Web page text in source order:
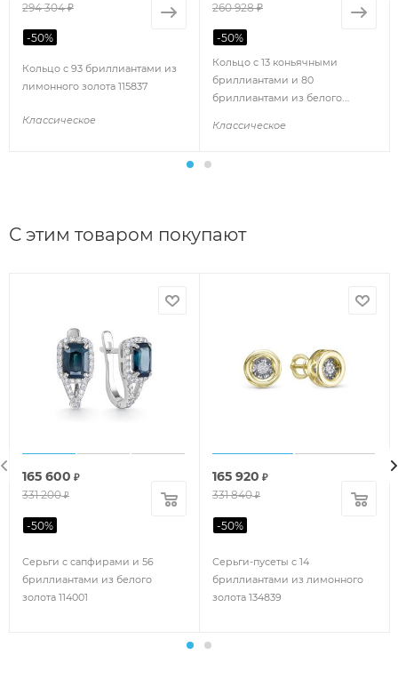
Кольцо с 93 бриллиантами из
лимонного золота 115837
Классическое
294 304 ₽
-50%
Кольцо с 13 коньячными
бриллиантами и 80
бриллиантами из белого
Классическое
260 928 ₽
-50%
С этим товаром покупают
Серьги с сапфирами и 56
бриллиантами из белого
золота 114001
165 600 ₽
331 200₽
-50%
Серьги-пусеты с 14
бриллиантами из лимонного
золота 134839
165 920 ₽
331 840₽
-50%